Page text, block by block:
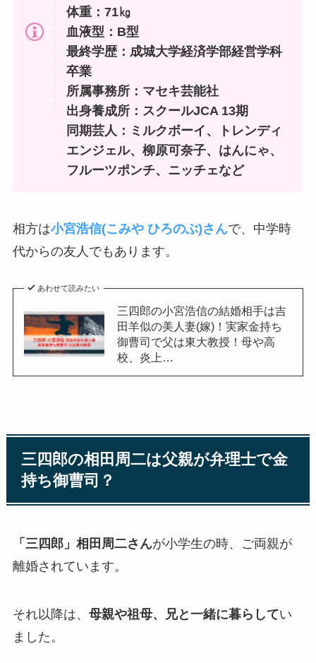
体重：71㎏
血液型：B型
最終学歴：成城大学経済学部経営学科
卒業
所属事務所：マセキ芸能社
出身養成所：スクールJCA 13期
同期芸人：ミルクボーイ、トレンディ
エンジェル、柳原可奈子、はんにゃ、
フルーツポンチ、ニッチェなど
相方は小宮浩信(こみや ひろのぶ)さんで、中学時
代からの友人でもあります。
あわせて読みたい
三四郎の小宮浩信の結婚相手は吉
田羊似の美人妻(嫁)！実家金持ち
御曹司で父は東大教授！母や高
校、炎上…
三四郎の相田周二は父親が弁理士で金
持ち御曹司？
「三四郎」相田周二さんが小学生の時、ご両親が
離婚されています。
それ以降は、 母親や祖母、兄と一緒に暮らしてい
ました。